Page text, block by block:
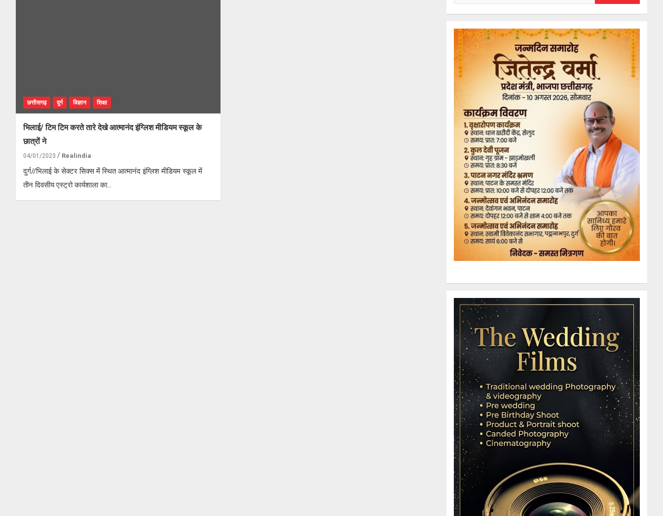
छत्तीसगढ़ दुर्ग विज्ञान शिक्षा
भिलाई/ टिम टिम करते तारे देखे आत्मानंद इंग्लिश मीडियम स्कूल के
छात्रों ने
04/01/2023 Realindia
दुर्ग//भिलाई के सेक्टर सिक्स में स्थित आत्मानंद इंग्लिश मीडियम स्कूल में
तीन दिवसीय एस्ट्रो कार्यशाला का…